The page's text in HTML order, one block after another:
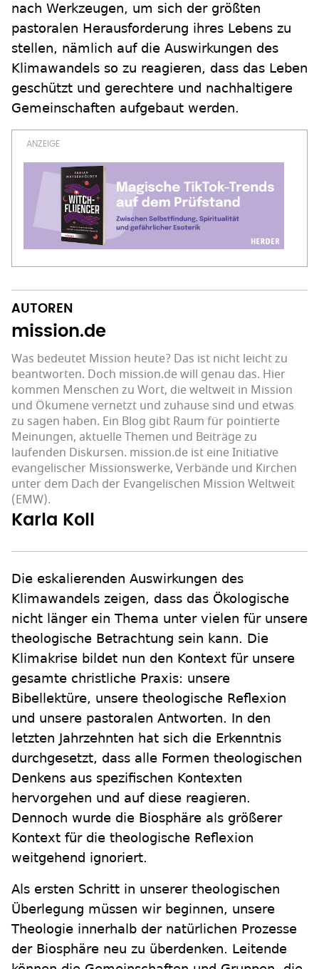
nach Werkzeugen, um sich der größten
pastoralen Herausforderung ihres Lebens zu
stellen, nämlich auf die Auswirkungen des
Klimawandels so zu reagieren, dass das Leben
geschützt und gerechtere und nachhaltigere
Gemeinschaften aufgebaut werden.
AUTOREN
mission.de
Was bedeutet Mission heute? Das ist nicht leicht zu
beantworten. Doch mission.de will genau das. Hier
kommen Menschen zu Wort, die weltweit in Mission
und Ökumene vernetzt und zuhause sind und etwas
zu sagen haben. Ein Blog gibt Raum für pointierte
Meinungen, aktuelle Themen und Beiträge zu
laufenden Diskursen. mission.de ist eine Initiative
evangelischer Missionswerke, Verbände und Kirchen
unter dem Dach der Evangelischen Mission Weltweit
(EMW).
Karla Koll
Die eskalierenden Auswirkungen des
Klimawandels zeigen, dass das Ökologische
nicht länger ein Thema unter vielen für unsere
theologische Betrachtung sein kann. Die
Klimakrise bildet nun den Kontext für unsere
gesamte christliche Praxis: unsere
Bibellektüre, unsere theologische Reflexion
und unsere pastoralen Antworten. In den
letzten Jahrzehnten hat sich die Erkenntnis
durchgesetzt, dass alle Formen theologischen
Denkens aus spezifischen Kontexten
hervorgehen und auf diese reagieren.
Dennoch wurde die Biosphäre als größerer
Kontext für die theologische Reflexion
weitgehend ignoriert.
Als ersten Schritt in unserer theologischen
Überlegung müssen wir beginnen, unsere
Theologie innerhalb der natürlichen Prozesse
der Biosphäre neu zu überdenken. Leitende